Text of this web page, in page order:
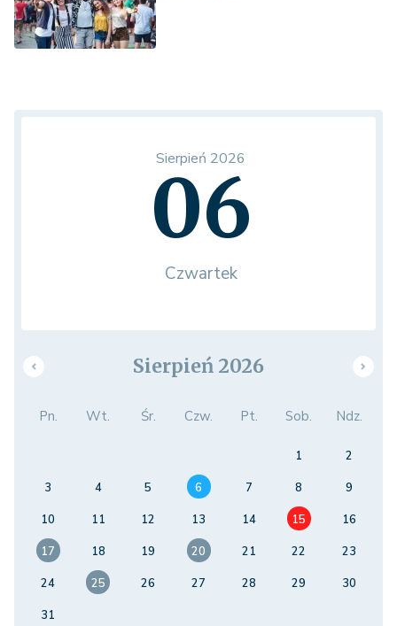
Sierpień 2026
06
Czwartek
Sierpień 2026
Pn. Wt. Śr. Czw. Pt. Sob. Ndz.
1
2
3
4 5 6 7 8
9
10
11 12 13 14 15
16
17
18 19 20 21 22
23
24
25 26 27 28 29
30
31